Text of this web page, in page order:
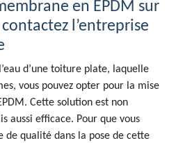
en EPDM sur
l’entreprise
d’une toiture plate, laquelle
vous pouvez opter pour la mise
Cette solution est non
aussi efficace. Pour que vous
de qualité dans la pose de cette